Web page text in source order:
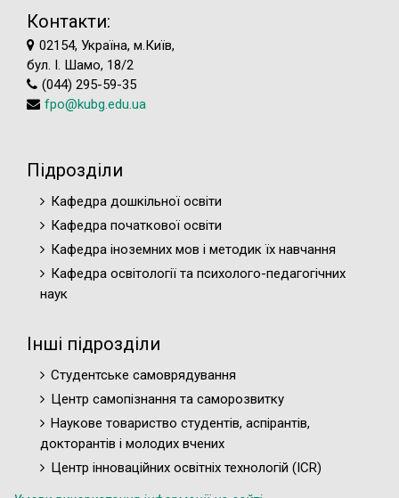
Контакти:
02154, Україна, м.Київ,
бул. І. Шамо, 18/2
(044) 295-59-35
fpo@kubg.edu.ua
Підрозділи
Кафедра дошкільної освіти
Кафедра початкової освіти
Кафедра іноземних мов і методик їх навчання
Кафедра освітології та психолого-педагогічних
наук
Інші підрозділи
Студентське самоврядування
Центр самопізнання та саморозвитку
Наукове товариство студентів, аспірантів,
докторантів і молодих вчених
Центр інноваційних освітніх технологій (ICR)